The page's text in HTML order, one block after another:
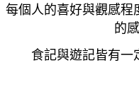
每個人的喜好與觀感程
的
食記與遊記皆有一